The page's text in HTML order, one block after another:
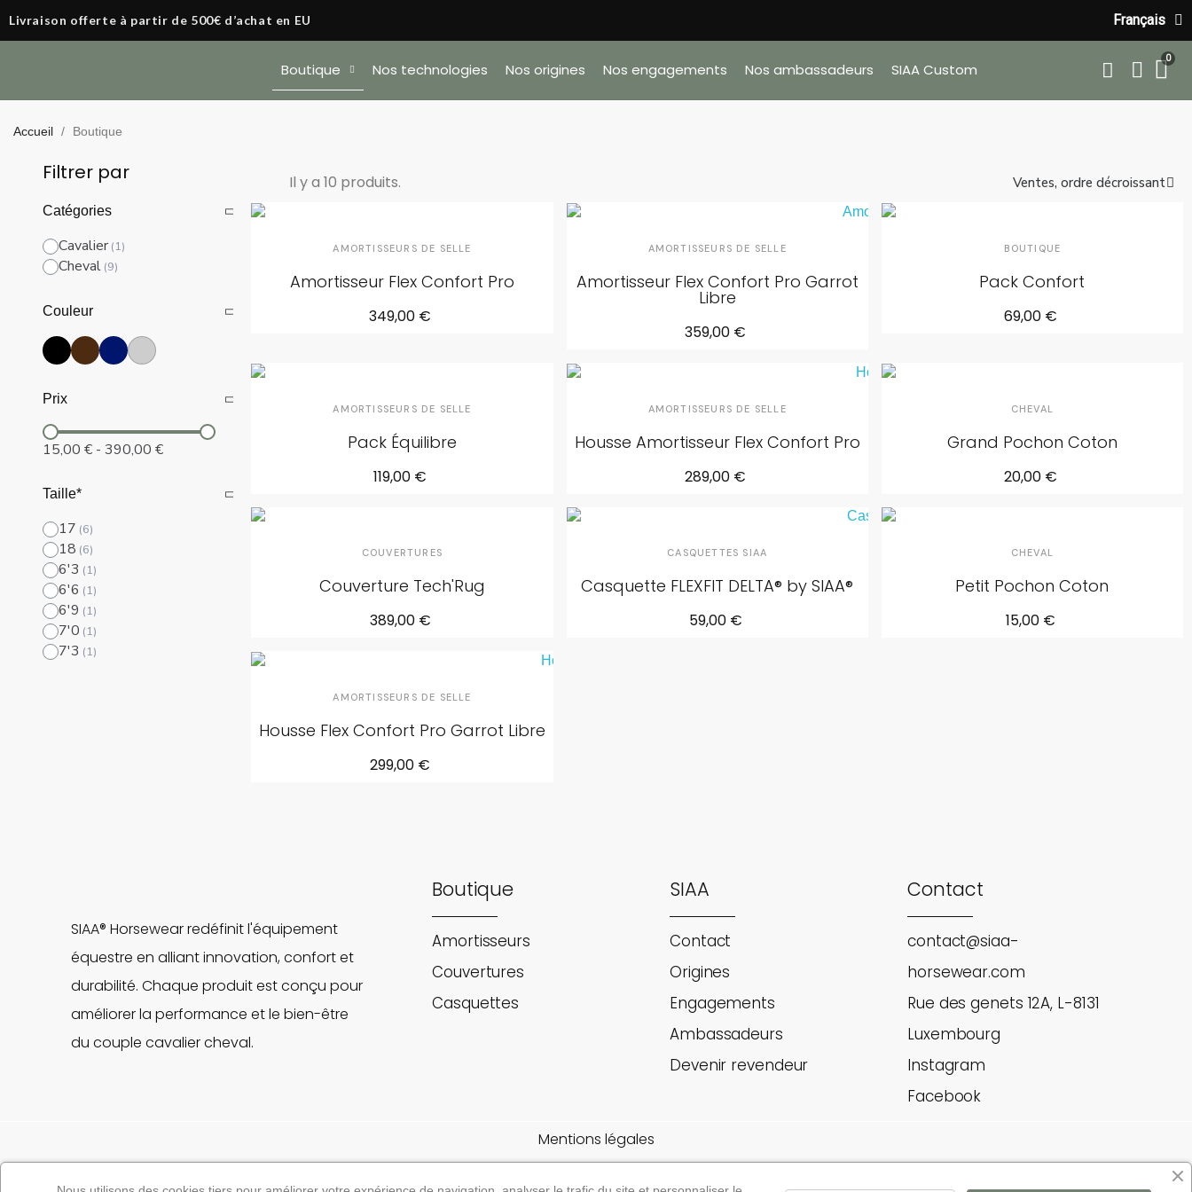
Livraison offerte à partir de 500€ d’achat en EU Français
Boutique Nos technologies Nos origines Nos engagements Nos ambassadeurs SIAA Custom
Accueil Boutique
Filtrer par
Catégories
Cavalier
Cheval
Couleur
Prix
15,00 €- 390,00 €
Taille*
17
18
6'3
6'6
6'9
7'0
7'3
Il y a 10 produits.
AMORTISSEURS DE SELLE
Amortisseur Flex Confort Pro
349,00 €
AMORTISSEURS DE SELLE
Amortisseur Flex Confort Pro Garrot
Libre
359,00 €
BOUTIQUE
Pack Confort
69,00 €
AMORTISSEURS DE SELLE
Pack Équilibre
119,00 €
AMORTISSEURS DE SELLE
Housse Amortisseur Flex Confort Pro
289,00 €
CHEVAL
Grand Pochon Coton
20,00 €
COUVERTURES
Couverture Tech'Rug
389,00 €
CASQUETTES SIAA
Casquette FLEXFIT DELTA® by SIAA®
59,00 €
CHEVAL
Petit Pochon Coton
15,00 €
AMORTISSEURS DE SELLE
Housse Flex Confort Pro Garrot Libre
299,00 €
SIAA® Horsewear redéfinit l'équipement
équestre en alliant innovation, confort et
durabilité. Chaque produit est conçu pour
améliorer la performance et le bien-être
du couple cavalier cheval.
Boutique
Amortisseurs
Couvertures
Casquettes
SIAA
Contact
Origines
Engagements
Ambassadeurs
Devenir revendeur
Contact
contact@siaa-
horsewear.com
Rue des genets 12A, L-8131
Luxembourg
Instagram
Facebook
Mentions légales